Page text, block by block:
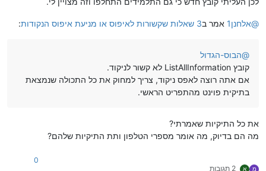
@אלחנן1 אמר ב3 שאלות שקשורות לאיפוס או מניעת איפוס הנקודות :
@הבוס-הגדול
קובץ ListAllInformation לא קשור לניקוד.
אם אתה רוצה לאפס ניקוד, צריך למחוק את כל התכולה שנמצאת
בתיקית פוינט מהתפריט הראשי.
את כל התיקיות שאמרתי?
מה הם בדיוק, מה אומר מספרי הטלפון ותת התיקיות שלהם?
מ א 2 תגובות
0